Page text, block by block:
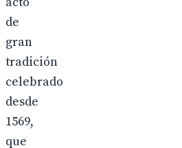
de
gran
tradición
celebrado
desde
1569,
que